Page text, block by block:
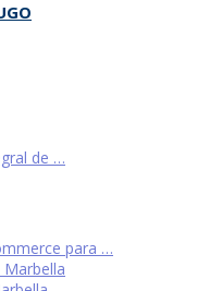
de …
para …